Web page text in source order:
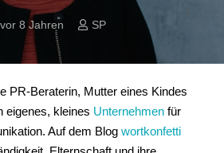
vor 8 Jahren SP
PR-Beraterin, Mutter eines Kindes
eigenes, kleines Unternehmenfür
Auf dem Blog wortkonfetti